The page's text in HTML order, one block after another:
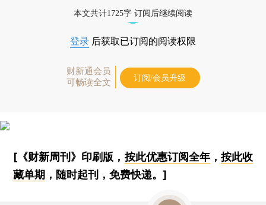
本文共计1725字 订阅后继续阅读
登录 后获取已订阅的阅读权限
财新通会员
可畅读全文
订阅/会员升级
[《财新周刊》印刷版， 按此优惠订阅全年， 按此收
藏单期 ，随时起刊，免费快递。]